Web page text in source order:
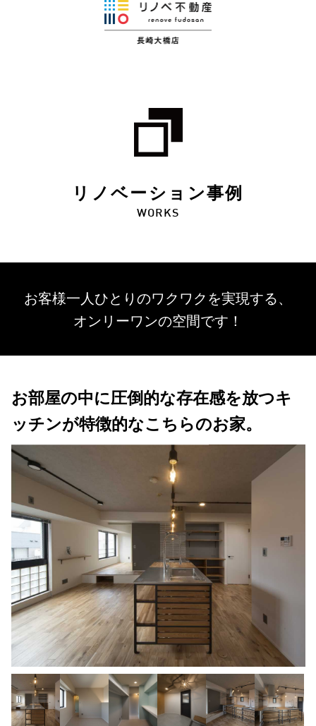
リノベーション事例
WORKS
お客様一人ひとりのワクワクを実現する、
オンリーワンの空間です！
お部屋の中に圧倒的な存在感を放つキ
ッチンが特徴的なこちらのお家。